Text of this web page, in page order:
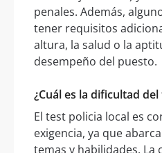
penales. Además,
tener requisitos
altura, la salud o la
desempeño del puesto.
¿Cuál es la dificultad
El test policia local es
exigencia, ya que
temas y habilidades. La